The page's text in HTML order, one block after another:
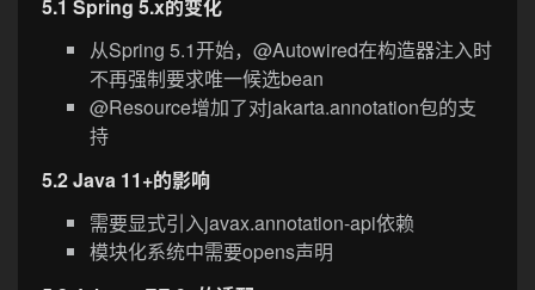
5.1 Spring 5.x的变化
从Spring 5.1开始，@Autowired在构造器注入时
不再强制要求唯一候选bean
@Resource增加了对jakarta.annotation包的支
持
5.2 Java 11+的影响
需要显式引入javax.annotation-api依赖
模块化系统中需要opens声明